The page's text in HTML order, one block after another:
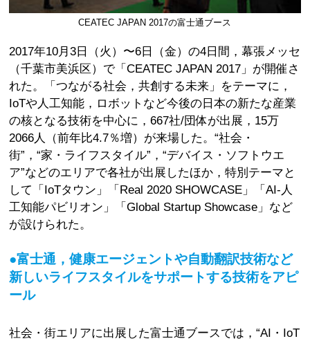
CEATEC JAPAN 2017の富士通ブース
2017年10月3日（火）〜6日（金）の4日間，幕張メッセ
（千葉市美浜区）で「CEATEC JAPAN 2017」が開催さ
れた。「つながる社会，共創する未来」をテーマに，
IoTや人工知能，ロボットなど今後の日本の新たな産業
の核となる技術を中心に，667社/団体が出展，15万
2066人（前年比4.7％増）が来場した。“社会・
街”，“家・ライフスタイル”，“デバイス・ソフトウエ
ア”などのエリアで各社が出展したほか，特別テーマと
して「IoTタウン」「Real 2020 SHOWCASE」「AI-人
工知能パビリオン」「Global Startup Showcase」など
が設けられた。
●富士通，健康エージェントや自動翻訳技術など
新しいライフスタイルをサポートする技術をアピ
ール
社会・街エリアに出展した富士通ブースでは，“AI・IoT